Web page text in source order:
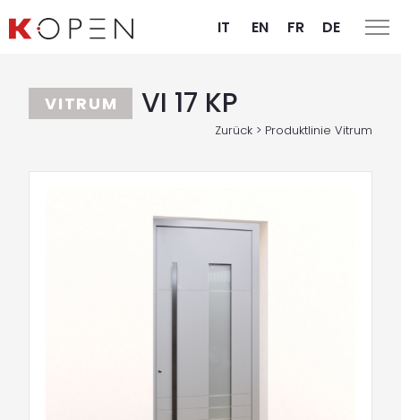
IT EN FR DE
VITRUM VI 17 KP
Zurück > Produktlinie Vitrum